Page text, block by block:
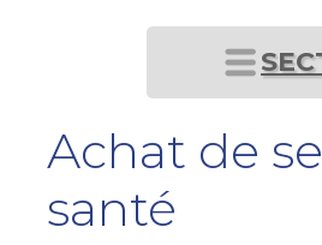
Achat de
santé